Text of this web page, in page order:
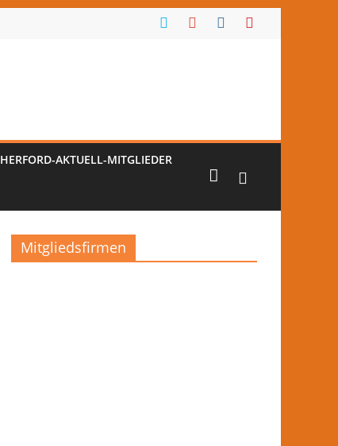
HERFORD-AKTUELL-MITGLIEDER
Mitgliedsfirmen